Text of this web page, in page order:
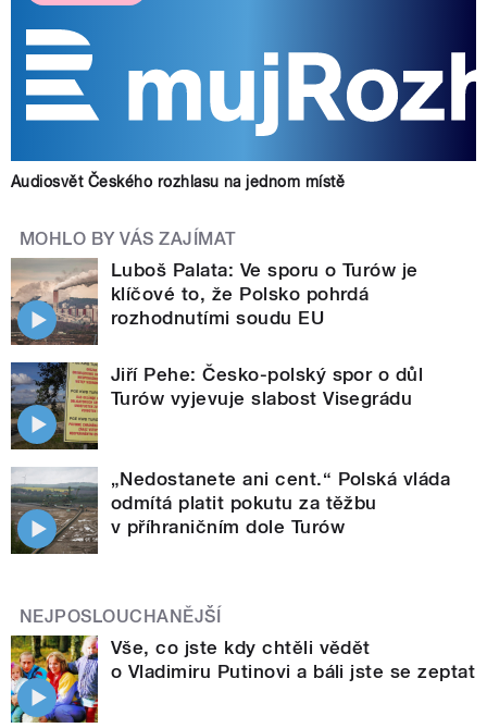
Audiosvět Českého rozhlasu na jednom místě
MOHLO BY VÁS ZAJÍMAT
Luboš Palata: Ve sporu o Turów je
klíčové to, že Polsko pohrdá
rozhodnutími soudu EU
Jiří Pehe: Česko-polský spor o důl
Turów vyjevuje slabost Visegrádu
„Nedostanete ani cent.“ Polská vláda
odmítá platit pokutu za těžbu
v příhraničním dole Turów
NEJPOSLOUCHANĚJŠÍ
Vše, co jste kdy chtěli vědět
o Vladimiru Putinovi a báli jste se zeptat